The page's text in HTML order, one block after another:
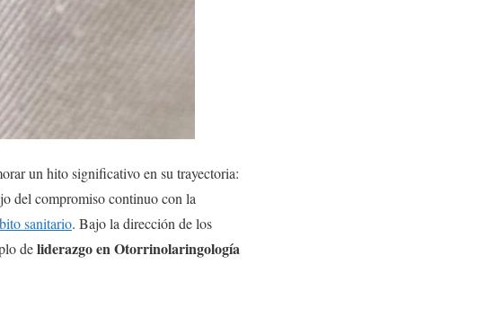
un hito significativo en su trayectoria:
del compromiso continuo con la
sanitario. Bajo la dirección de los
deliderazgo en Otorrinolaringología